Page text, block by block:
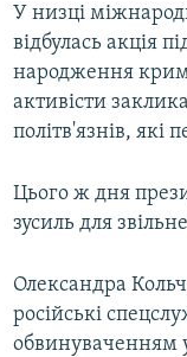
У низці
відбулась акція
народження
активісти
політв'язнів, які
Цього ж дня
зусиль для
Олександра
російські
обвинуваченням у